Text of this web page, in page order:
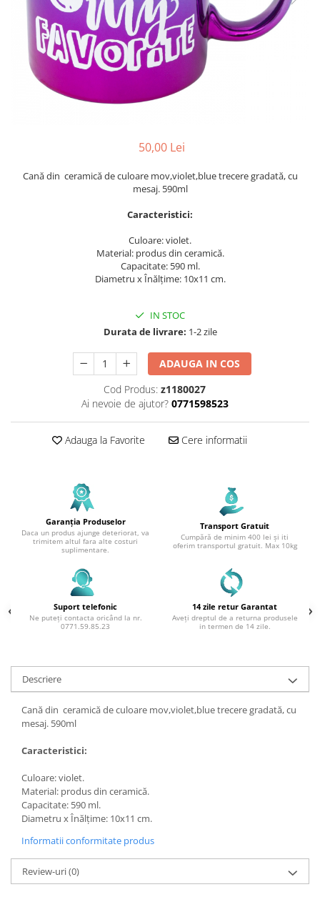
Perne decorative
Recipiente pentru lichide
Textile Bucatarie
Fete de masa
Prosoape si lavete
Perne sezut
50,00 Lei
Cană din ceramică de culoare mov,violet,blue trecere gradată, cu
mesaj. 590ml
Caracteristici:
Culoare: violet.
Material: produs din ceramică.
Capacitate: 590 ml.
Diametru x Înălțime: 10x11 cm.
IN STOC
Durata de livrare: 1-2 zile
ADAUGA IN COS
Cod Produs: z1180027
Ai nevoie de ajutor? 0771598523
Adauga la Favorite Cere informatii
Garanția Produselor
Daca un produs ajunge deteriorat, va
trimitem altul fara alte costuri
suplimentare.
Transport Gratuit
Cumpără de minim 400 lei și iti
oferim transportul gratuit. Max 10kg
Suport telefonic
Ne puteți contacta oricând la nr.
0771.59.85.23
14 zile retur Garantat
Aveți dreptul de a returna produsele
in termen de 14 zile.
Descriere
Cană din ceramică de culoare mov,violet,blue trecere gradată, cu
mesaj. 590ml
Caracteristici:
Culoare: violet.
Material: produs din ceramică.
Capacitate: 590 ml.
Diametru x Înălțime: 10x11 cm.
Informatii conformitate produs
Review-uri(0)